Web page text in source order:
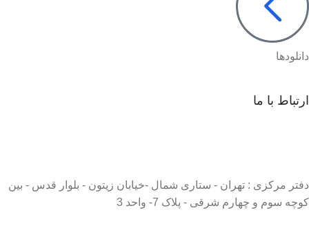
دانلودها
ارتباط با ما
دفتر مرکزی : تهران - ستاری شمال -خیابان زیتون - بلوار قدس - بین
کوچه سوم و چهارم شرقی - پلاک 7- واحد 3